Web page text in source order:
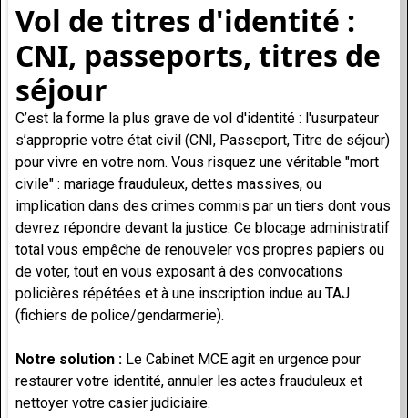
Vol de titres d'identité :
CNI, passeports, titres de
séjour
C’est la forme la plus grave de vol d'identité : l'usurpateur
s’approprie votre état civil (CNI, Passeport, Titre de séjour)
pour vivre en votre nom. Vous risquez une véritable "mort
civile" : mariage frauduleux, dettes massives, ou
implication dans des crimes commis par un tiers dont vous
devrez répondre devant la justice. Ce blocage administratif
total vous empêche de renouveler vos propres papiers ou
de voter, tout en vous exposant à des convocations
policières répétées et à une inscription indue au TAJ
(fichiers de police/gendarmerie).
Notre solution : Le Cabinet MCE agit en urgence pour
restaurer votre identité, annuler les actes frauduleux et
nettoyer votre casier judiciaire.